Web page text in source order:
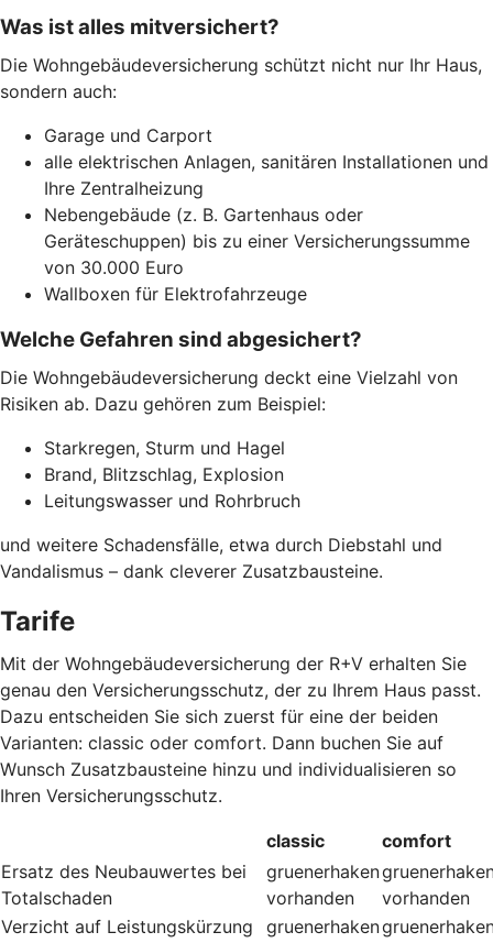
Was ist alles mitversichert?
Die Wohngebäudeversicherung schützt nicht nur Ihr Haus,
sondern auch:
Garage und Carport
alle elektrischen Anlagen, sanitären Installationen und
Ihre Zentralheizung
Nebengebäude (z. B. Gartenhaus oder
Geräteschuppen) bis zu einer Versicherungssumme
von 30.000 Euro
Wallboxen für Elektrofahrzeuge
Welche Gefahren sind abgesichert?
Die Wohngebäudeversicherung deckt eine Vielzahl von
Risiken ab. Dazu gehören zum Beispiel:
Starkregen, Sturm und Hagel
Brand, Blitzschlag, Explosion
Leitungswasser und Rohrbruch
und weitere Schadensfälle, etwa durch Diebstahl und
Vandalismus – dank cleverer Zusatzbausteine.
Tarife
Mit der Wohngebäudeversicherung der R+V erhalten Sie
genau den Versicherungsschutz, der zu Ihrem Haus passt.
Dazu entscheiden Sie sich zuerst für eine der beiden
Varianten: classic oder comfort. Dann buchen Sie auf
Wunsch Zusatzbausteine hinzu und individualisieren so
Ihren Versicherungsschutz.
classic
comfort
Ersatz des Neubauwertes bei
Totalschaden
gruenerhaken
vorhanden
vorhanden
Verzicht auf Leistungskürzung
gruenerhaken